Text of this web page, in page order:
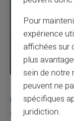
03/08/2026
Une carte
existe ?
Pour
expérience
affichées sur
plus
sein de notre
peuvent ne
spécifiques
juridiction.